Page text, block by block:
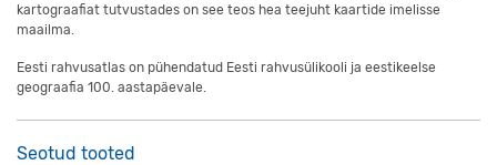
kartograafiat tutvustades on see teos hea teejuht kaartide imelisse
maailma.
Eesti rahvusatlas on pühendatud Eesti rahvusülikooli ja eestikeelse
geograafia 100. aastapäevale.
Seotud tooted